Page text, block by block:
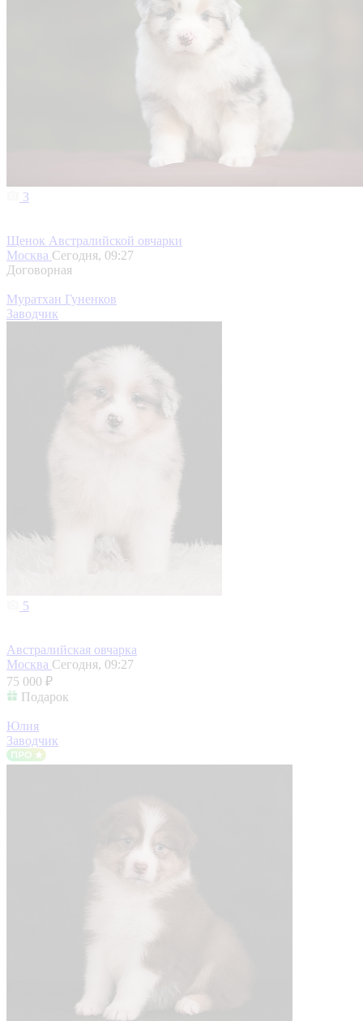
3
Щенок Австралийской овчарки
Москва Сегодня, 09:27
Договорная
Муратхан Гуненков
Заводчик
5
Австралийская овчарка
Москва Сегодня, 09:27
75 000 ₽
Подарок
Юлия
Заводчик